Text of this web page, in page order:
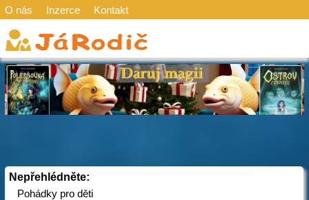
O nás Inzerce Kontakt
Nepřehlédněte:
Pohádky pro děti